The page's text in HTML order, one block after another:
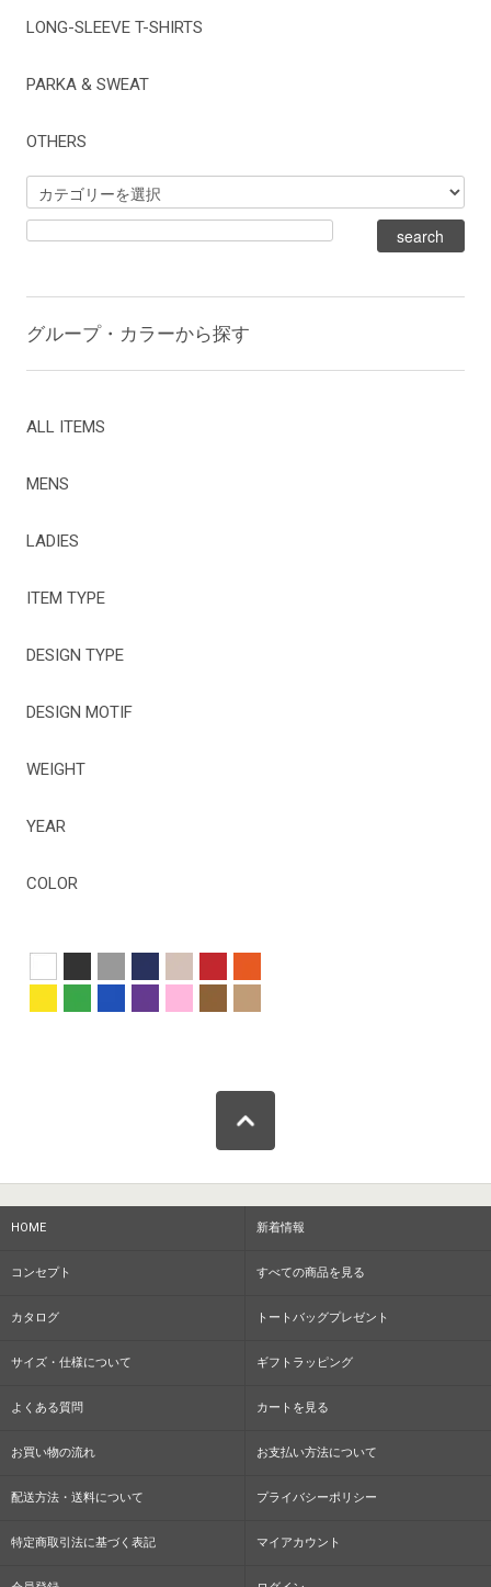
LONG-SLEEVE T-SHIRTS
PARKA & SWEAT
OTHERS
グループ・カラーから探す
ALL ITEMS
MENS
LADIES
ITEM TYPE
DESIGN TYPE
DESIGN MOTIF
WEIGHT
YEAR
COLOR
HOME 新着情報
コンセプト すべての商品を見る
カタログ トートバッグプレゼント
サイズ・仕様について ギフトラッピング
よくある質問 カートを見る
お買い物の流れ お支払い方法について
配送方法・送料について プライバシーポリシー
特定商取引法に基づく表記 マイアカウント